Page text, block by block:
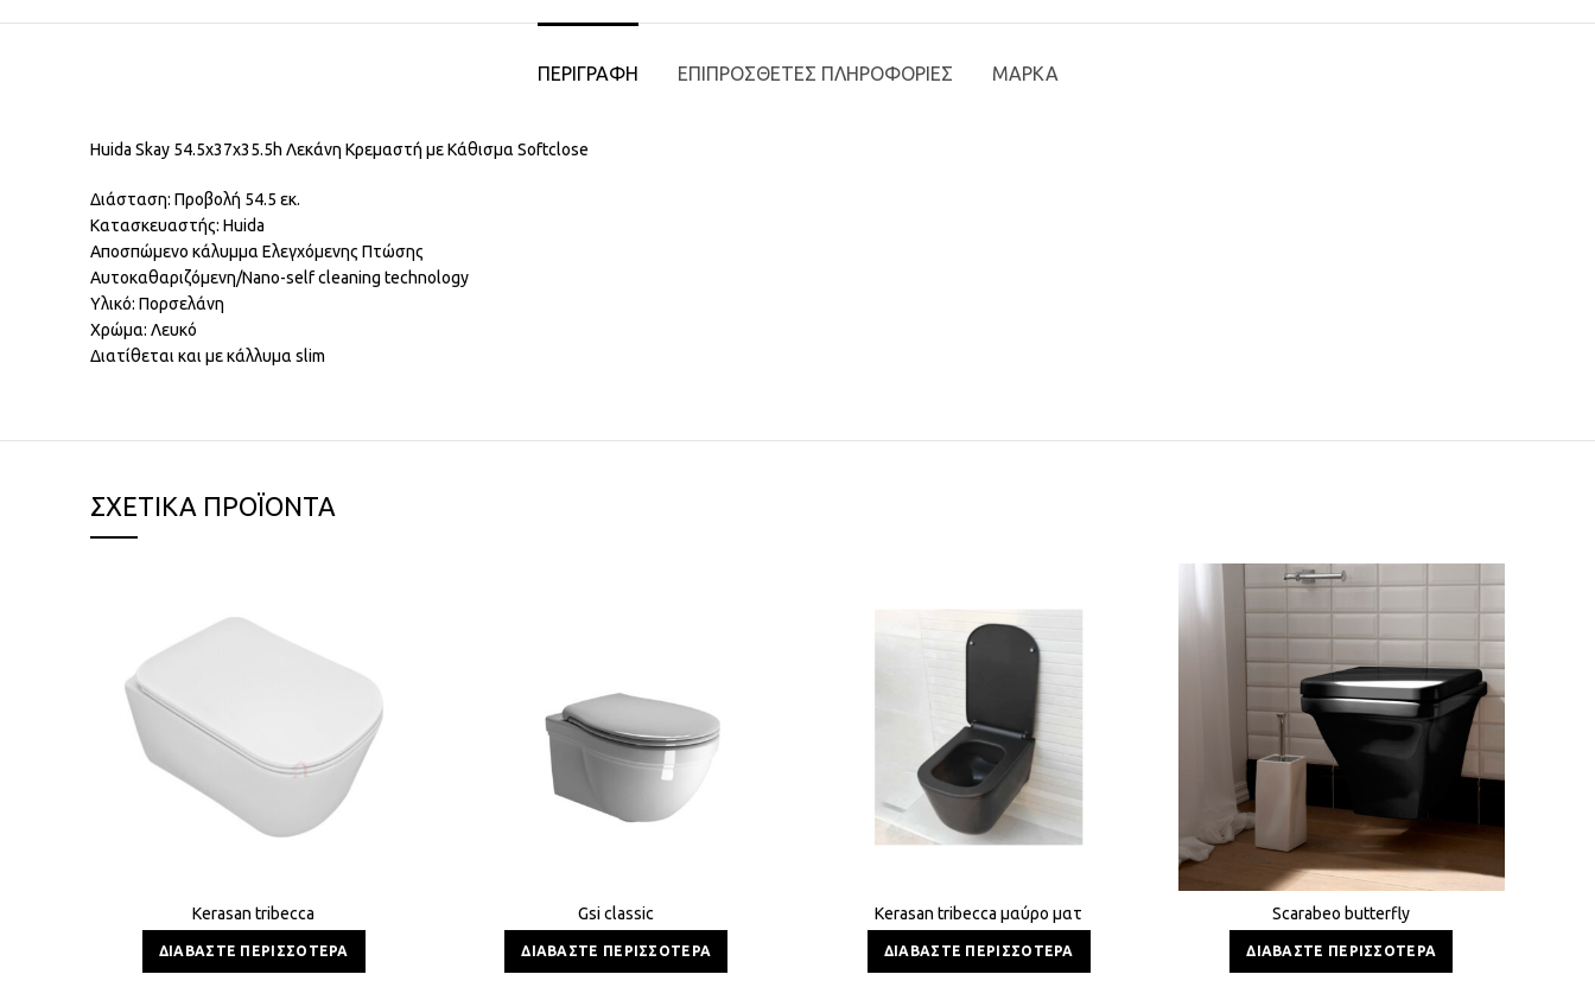
ΠΕΡΙΓΡΑΦΉ ΕΠΙΠΡΌΣΘΕΤΕΣ ΠΛΗΡΟΦΟΡΊΕΣ ΜΆΡΚΑ
Huida Skay 54.5x37x35.5h Λεκάνη Κρεμαστή με Κάθισμα Softclose
Διάσταση: Προβολή 54.5 εκ.
Κατασκευαστής: Huida
Αποσπώμενο κάλυμμα Ελεγχόμενης Πτώσης
Αυτοκαθαριζόμενη/Nano-self cleaning technology
Υλικό: Πορσελάνη
Χρώμα: Λευκό
Διατίθεται και με κάλλυμα slim
ΣΧΕΤΙΚΆ ΠΡΟΪΌΝΤΑ
Kerasan tribecca
ΔΙΑΒΆΣΤΕ ΠΕΡΙΣΣΌΤΕΡΑ
Gsi classic
ΔΙΑΒΆΣΤΕ ΠΕΡΙΣΣΌΤΕΡΑ
Kerasan tribecca μαύρο ματ
ΔΙΑΒΆΣΤΕ ΠΕΡΙΣΣΌΤΕΡΑ
Scarabeo butterfly
ΔΙΑΒΆΣΤΕ ΠΕΡΙΣΣΌΤΕΡΑ